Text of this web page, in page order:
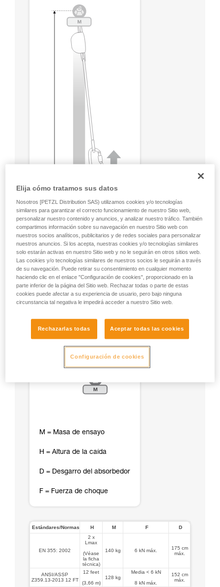
M = Masa de ensayo
H = Altura de la caída
D = Desgarro del absorbedor
F = Fuerza de choque
Estándares/Normas H M F D
EN 355: 2002
2 x
Lmax
(Véase
la ficha
técnica)
140 kg 6 kN máx.
175 cm
máx.
ANSI/ASSP
Z359.13-2013 12 FT
12 feet
(3,66 m)
128 kg
Media < 6 kN
8 kN máx.
152 cm
máx.
Elija cómo tratamos sus datos
Nosotros [PETZL Distribution SAS) utilizamos cookies y/o tecnologías
similares para garantizar el correcto funcionamiento de nuestro Sitio web,
personalizar nuestro contenido y anuncios, y analizar nuestro tráfico. También
compartimos información sobre su navegación en nuestro Sitio web con
nuestros socios analíticos, publicitarios y de redes sociales para personalizar
nuestros anuncios. Si los acepta, nuestras cookies y/o tecnologías similares
solo estarán activas en nuestro Sitio web y no le seguirán en otros sitios web.
Las cookies y/o tecnologías similares de nuestros socios le seguirán a través
de su navegación. Puede retirar su consentimiento en cualquier momento
haciendo clic en el enlace "Configuración de cookies", proporcionado en la
parte inferior de la página del Sitio web. Rechazar todas o parte de estas
cookies puede afectar a su experiencia de usuario, pero bajo ninguna
circunstancia tal negativa le impedirá acceder a nuestro Sitio web.
Rechazarlas todas Aceptar todas las cookies
Configuración de cookies